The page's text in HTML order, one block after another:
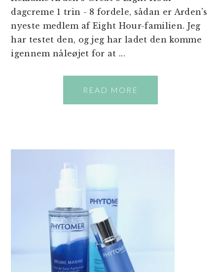
dagcreme 1 trin - 8 fordele, sådan er Arden's
nyeste medlem af Eight Hour-familien. Jeg
har testet den, og jeg har ladet den komme
igennem nåleøjet for at ...
READ MORE